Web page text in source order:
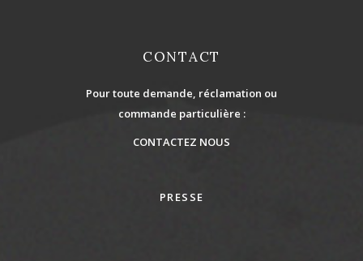
CONTACT
Pour toute demande, réclamation ou
commande particulière :
CONTACTEZ NOUS
PRESSE